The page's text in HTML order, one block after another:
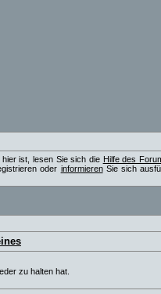
ist, lesen Sie sich die Hilfe des
oder informierenSie sich
zu halten hat.